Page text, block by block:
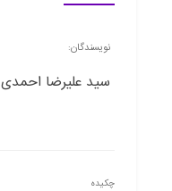
نویسندگان:
سید علیرضا احمدی
چکیده